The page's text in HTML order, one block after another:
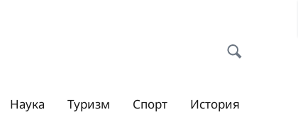
Наука Туризм Спорт История